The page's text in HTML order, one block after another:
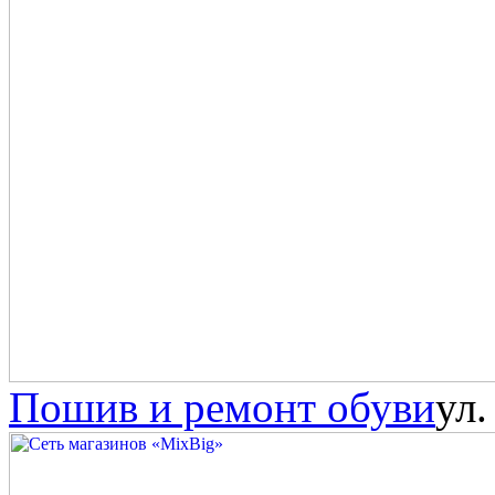
Пошив и ремонт обуви